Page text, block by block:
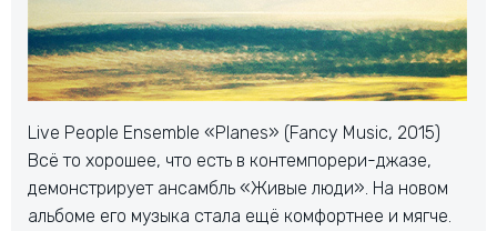
Live People Ensemble «Planes» (Fancy Music, 2015)
Всё то хорошее, что есть в контемпорери-джазе,
демонстрирует ансамбль «Живые люди». На новом
альбоме его музыка стала ещё комфортнее и мягче.